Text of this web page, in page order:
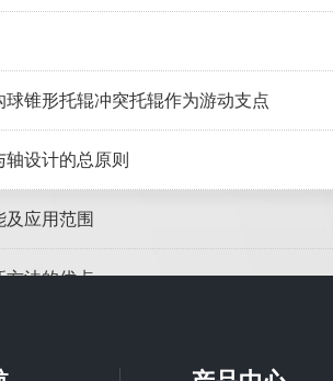
球锥形托辊冲突托辊作为游动支点
设计的总原则
应用范围
方法的优点